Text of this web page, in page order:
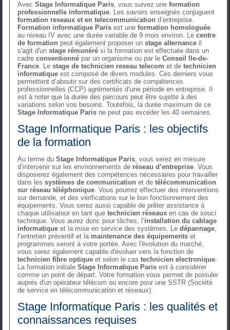
AvecStage Informatique Paris, vous suivez uneformation
professionnelle informatique. Les savoirs enseignés conjuguent
formation reseaux et en telecommunication d’entreprise.
Formation informatique Paris est uneformation homologuée
au niveau IV avec une durée variable de 9 mois environ. Lecentre
de formation peut également proposer unstage alternance il
s'agit d'unstage rémunéré si la formation est effectuée dans un
cadreconventionné par un organisme ou par leConseil Ile-de-
France. Lestage de technicien reseau telecom et detechnicien
informatique est composé de divers modules. Ces derniers vous
permettent d’aboutir sur des certificats de compétences
professionnelles (CCP) agrémentés d’une période en entreprise. Il
est à noter que la durée des parcours peut être sujette à des
variations selon vos besoins. Toutefois, la durée maximum de ce
Stage Informatique Paris ne peut pas excéder les 40 semaines.
Stage Informatique Paris : les objectifs
de la formation
Au terme duStage Informatique Paris, vous serez en mesure
d’intervenir sur les environnements de réseau d’entreprise. Vous
disposerez également des compétences nécessaires pour travailler
dans lessystèmes de communication et detélécommunication
sur réseau téléphonique. Vous pourrez effectuer des interventions
sur demande, et des vérifications sur le bon fonctionnement des
équipements. Vous serez aussi capable de prêter assistance à
chaque utilisateur en tant quetechnicien réseaux en cas de souci
technique. Vous aurez donc pour tâches, l’installation du cablage
informatique et la mise en service des systèmes. Ledépannage,
l’entretien préventif et la maintenance des équipements et
programmes seront à votre portée. Avec l'évolution du marché,
vous serez également capable d'évoluer vers la fonction de
technicien fibre optique et selon le castechnicien electronique.
La formation initialeStage Informatique Paris est à considérer
comme un point de départ. Votre formation vous permet de postuler
auprès d'un opérateur télécom ou encore pour une SSTR (Société
de service en télécommunication et réseaux).
Stage Informatique Paris : les qualités et
connaissances requises